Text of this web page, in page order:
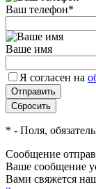
Ваш телефон*
Ваше имя
Я согласен на
* - Поля,
Сообщение
Ваше сообщение
Вами свяжется